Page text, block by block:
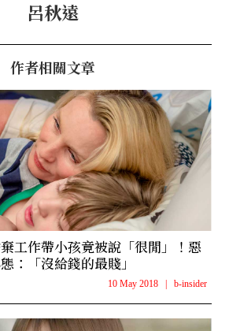
呂秋遠
作者相關文章
棄工作帶小孩竟被說「很閒」！惡
：「沒給錢的最賤」
10 May 2018 | b-insider